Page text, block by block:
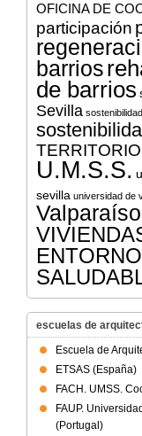
OFICINA DE
participación
barrios
de barrios
Sevilla sostenibilidad
U.M.S.S.
sevilla universidad de
Valparaíso
escuelas de
Escuela de
ETSAS (España)
FACH. UMSS.
FAUP.
(Portugal)